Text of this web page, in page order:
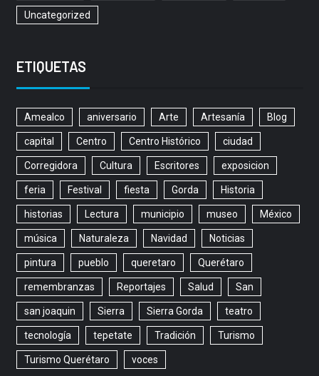
Uncategorized
ETIQUETAS
Amealco aniversario Arte Artesanía Blog
capital Centro Centro Histórico ciudad
Corregidora Cultura Escritores exposicion
feria Festival fiesta Gorda Historia
historias Lectura municipio museo México
música Naturaleza Navidad Noticias
pintura pueblo queretaro Querétaro
remembranzas Reportajes Salud San
san joaquin Sierra Sierra Gorda teatro
tecnología tepetate Tradición Turismo
Turismo Querétaro voces